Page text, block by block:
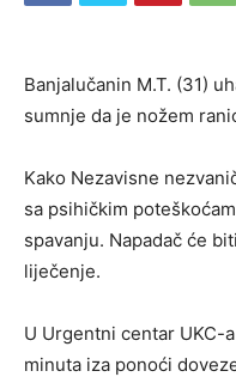
Banjalučanin M.T. (31)
sumnje da je nožem
Kako Nezavisne
sa psihičkim
spavanju. Napadač će
liječenje.
U Urgentni centar UKC-
minuta iza ponoći